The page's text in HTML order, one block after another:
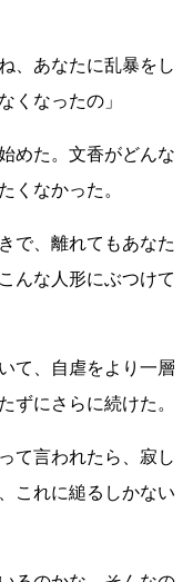
、あなたに乱暴をし
くなったの」
めた。文香がどんな
くなかった。
で、離れてもあなた
んな人形にぶつけて
て、自虐をより一層
ずにさらに続けた。
て言われたら、寂し
これに縋るしかない